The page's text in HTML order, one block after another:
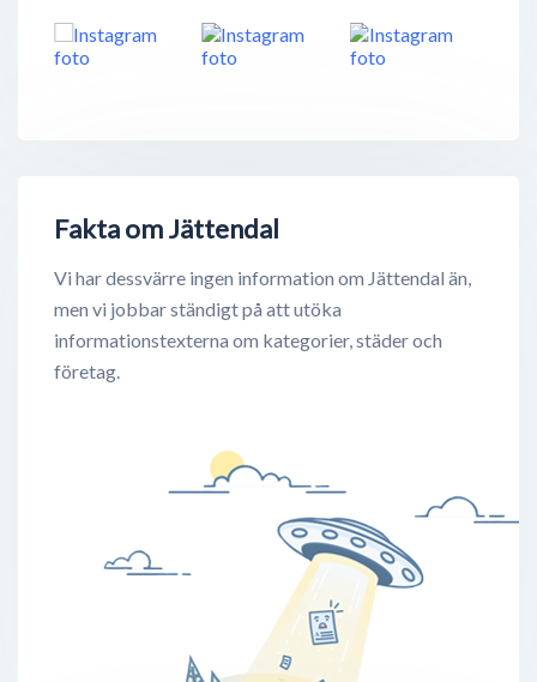
Fakta om Jättendal
Vi har dessvärre ingen information om Jättendal än,
men vi jobbar ständigt på att utöka
informationstexterna om kategorier, städer och
företag.